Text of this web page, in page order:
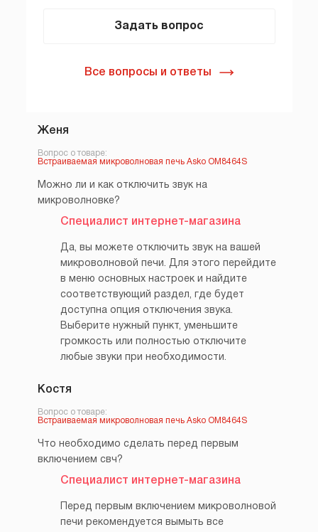
Женя
Вопрос о товаре:
Встраиваемая микроволновая печь Asko OM8464S
Можно ли и как отключить звук на
микроволновке?
Специалист интернет-магазина
Да, вы можете отключить звук на вашей
микроволновой печи. Для этого перейдите
в меню основных настроек и найдите
соответствующий раздел, где будет
доступна опция отключения звука.
Выберите нужный пункт, уменьшите
громкость или полностью отключите
любые звуки при необходимости.
Костя
Вопрос о товаре:
Встраиваемая микроволновая печь Asko OM8464S
Что необходимо сделать перед первым
включением свч?
Специалист интернет-магазина
Перед первым включением микроволновой
печи рекомендуется вымыть все
Задать вопрос
Все вопросы и ответы